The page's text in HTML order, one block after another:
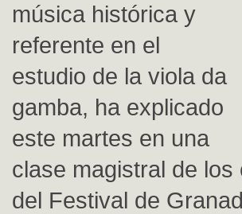
música histórica y
referente en el
estudio de la viola da
gamba, ha explicado
este martes en una
clase magistral de
del Festival de